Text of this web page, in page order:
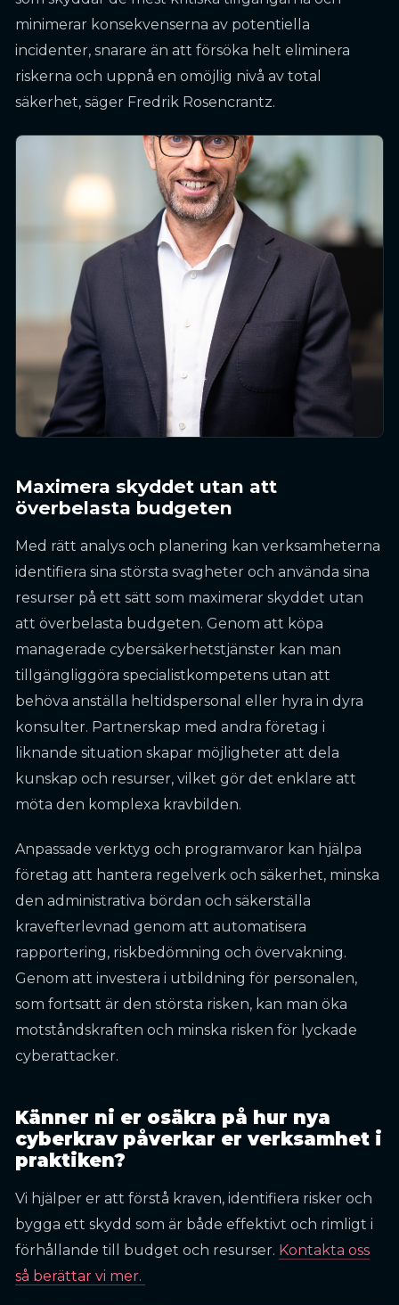
minimerar konsekvenserna av potentiella
incidenter, snarare än att försöka helt eliminera
riskerna och uppnå en omöjlig nivå av total
säkerhet, säger Fredrik Rosencrantz.
Maximera skyddet utan att
överbelasta budgeten
Med rätt analys och planering kan verksamheterna
identifiera sina största svagheter och använda sina
resurser på ett sätt som maximerar skyddet utan
att överbelasta budgeten. Genom att köpa
managerade cybersäkerhetstjänster kan man
tillgängliggöra specialistkompetens utan att
behöva anställa heltidspersonal eller hyra in dyra
konsulter. Partnerskap med andra företag i
liknande situation skapar möjligheter att dela
kunskap och resurser, vilket gör det enklare att
möta den komplexa kravbilden.
Anpassade verktyg och programvaror kan hjälpa
företag att hantera regelverk och säkerhet, minska
den administrativa bördan och säkerställa
kravefterlevnad genom att automatisera
rapportering, riskbedömning och övervakning.
Genom att investera i utbildning för personalen,
som fortsatt är den största risken, kan man öka
motståndskraften och minska risken för lyckade
cyberattacker.
Känner ni er osäkra på hur nya
cyberkrav påverkar er verksamhet i
praktiken?
Vi hjälper er att förstå kraven, identifiera risker och
bygga ett skydd som är både effektivt och rimligt i
förhållande till budget och resurser. Kontakta oss
så berättar vi mer.